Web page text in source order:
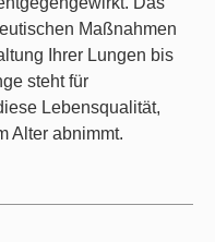
Maßnahmen
Ihrer Lungen bis
steht für
Lebensqualität,
Alter abnimmt.